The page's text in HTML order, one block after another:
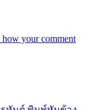
how your comment